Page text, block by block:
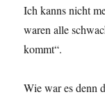
Ich kanns nicht
waren alle
kommt“.
Wie war es denn